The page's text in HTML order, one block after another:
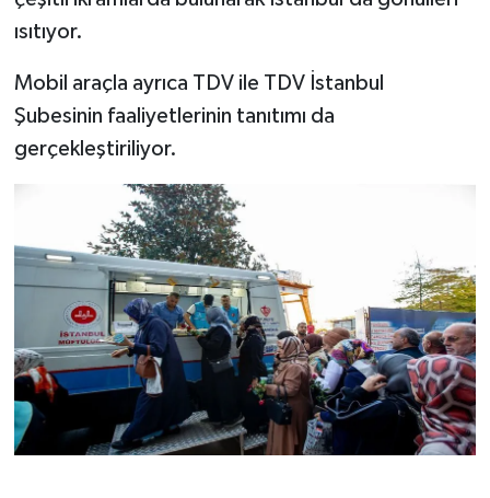
ısıtıyor.
Mobil araçla ayrıca TDV ile TDV İstanbul
Şubesinin faaliyetlerinin tanıtımı da
gerçekleştiriliyor.
İstanbul Müftülüğü
İzmir Müftülüğü
Kahramanmaraş Müftülüğü
Karabük Müftülüğü
Karaman Müftülüğü
Kars Müftülüğü
Kastamonu Müftülüğü